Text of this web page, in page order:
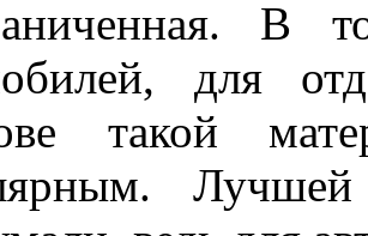
для
такой